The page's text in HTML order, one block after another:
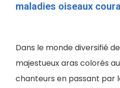
maladies oiseaux
Dans le monde diversifié
majestueux aras colorés
chanteurs en passant par